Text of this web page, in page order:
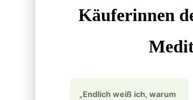
Käuferinnen
„Endlich weiß ich, warum